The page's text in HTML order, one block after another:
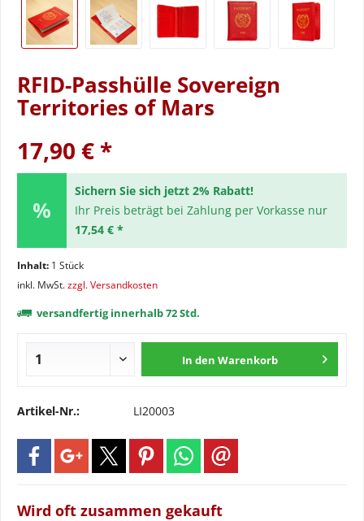
RFID-Passhülle Sovereign
Territories of Mars
17,90 € *
Sichern Sie sich jetzt 2% Rabatt!
Ihr Preis beträgt bei Zahlung per Vorkasse nur
17,54 € *
Inhalt: 1 Stück
inkl. MwSt.zzgl. Versandkosten
versandfertig innerhalb 72 Std.
In den Warenkorb
Artikel-Nr.: LI20003
Wird oft zusammen gekauft